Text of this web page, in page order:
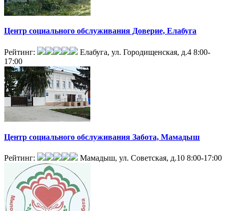
Центр социального обслуживания Доверие, Елабуга
Рейтинг: Елабуга, ул. Городищенская, д.4 8:00-
17:00
Центр социального обслуживания Забота, Мамадыш
Рейтинг: Мамадыш, ул. Советская, д.10 8:00-17:00